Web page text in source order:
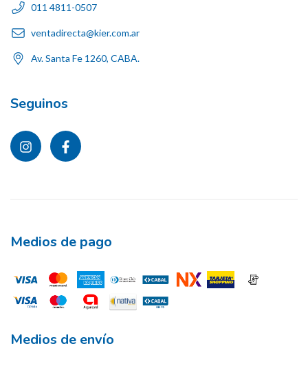
011 4811-0507
ventadirecta@kier.com.ar
Av. Santa Fe 1260, CABA.
Seguinos
Medios de pago
Medios de envío